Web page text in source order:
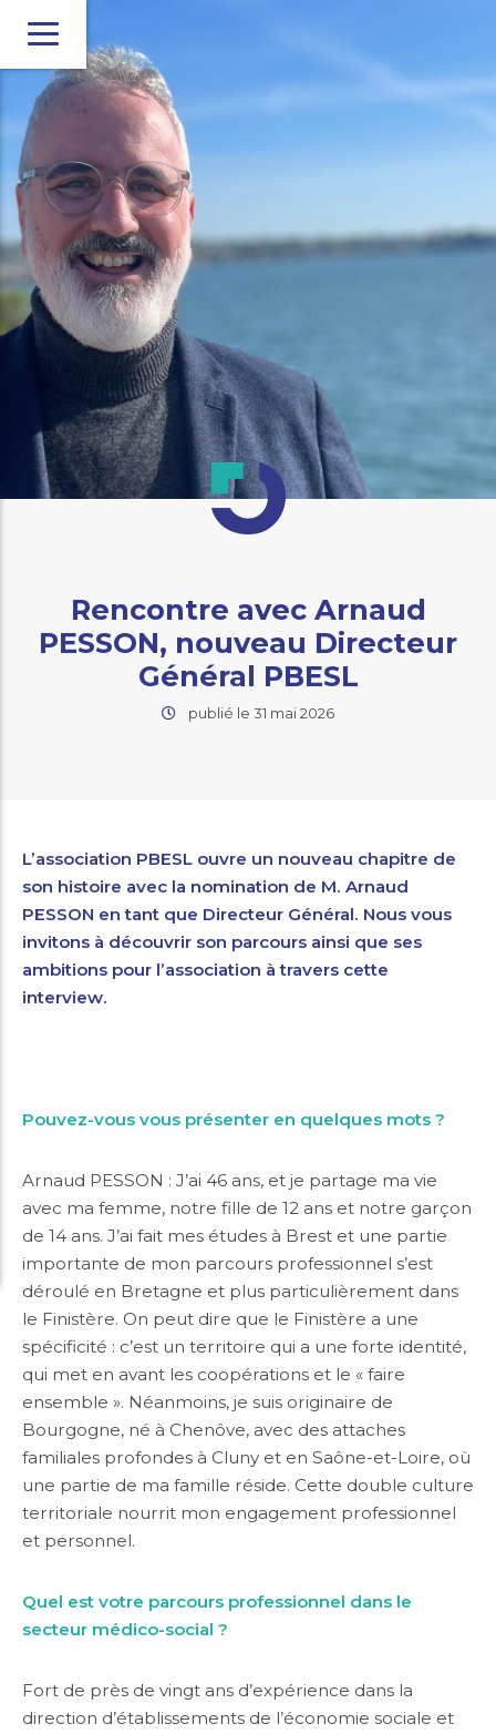
Rencontre avec Arnaud
PESSON, nouveau Directeur
Général PBESL
publié le 31 mai 2026
L’association PBESL ouvre un nouveau chapitre de
son histoire avec la nomination de M. Arnaud
PESSON en tant que Directeur Général. Nous vous
invitons à découvrir son parcours ainsi que ses
ambitions pour l’association à travers cette
interview.
Pouvez-vous vous présenter en quelques mots ?
Arnaud PESSON : J’ai 46 ans, et je partage ma vie
avec ma femme, notre fille de 12 ans et notre garçon
de 14 ans. J’ai fait mes études à Brest et une partie
importante de mon parcours professionnel s’est
déroulé en Bretagne et plus particulièrement dans
le Finistère. On peut dire que le Finistère a une
spécificité : c’est un territoire qui a une forte identité,
qui met en avant les coopérations et le « faire
ensemble ». Néanmoins, je suis originaire de
Bourgogne, né à Chenôve, avec des attaches
familiales profondes à Cluny et en Saône-et-Loire, où
une partie de ma famille réside. Cette double culture
territoriale nourrit mon engagement professionnel
et personnel.
Quel est votre parcours professionnel dans le
secteur médico-social ?
Fort de près de vingt ans d’expérience dans la
direction d’établissements de l’économie sociale et